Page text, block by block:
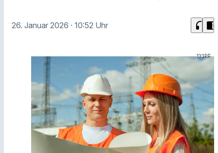
26. Januar 2026 · 10:52 Uhr headphones chrome_reader_mode
123RF